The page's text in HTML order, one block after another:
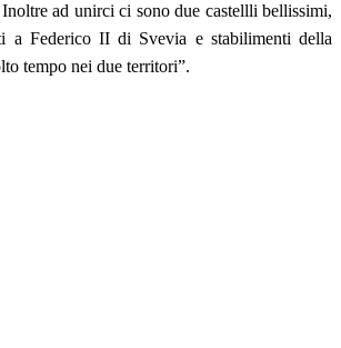
ad unirci ci sono due castellli bellissimi,
a Federico II di Svevia e stabilimenti della
tempo nei due territori”.